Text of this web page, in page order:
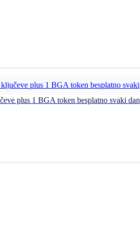
plus 1 BGA token besplatno svaki dan